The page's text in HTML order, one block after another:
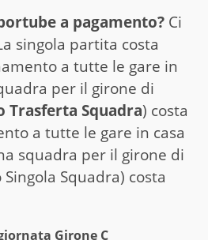
a pagamento? Ci
singola partita costa
a tutte le gare in
per il girone di
Trasferta Squadra) costa
a tutte le gare in casa
squadra per il girone di
Squadra) costa
Girone C